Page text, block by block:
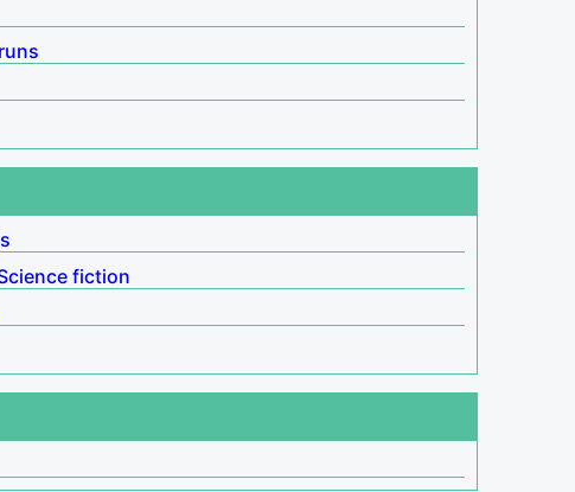
fiction